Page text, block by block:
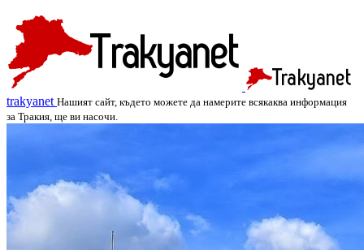
trakyanet Нашият сайт, където можете да намерите всякаква информация
за Тракия, ще ви насочи.